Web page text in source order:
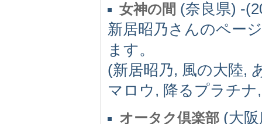
女神の間 (奈良県) -
新居昭乃さんのペー
ます。
(新居昭乃, 風の大陸,
マロウ, 降るプラチ
オータク倶楽部 (大